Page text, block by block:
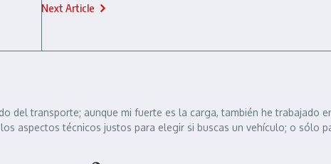
Next Article
del transporte; aunque mi fuerte es la carga, también he trabajado
aspectos técnicos justos para elegir si buscas un vehículo; o sólo